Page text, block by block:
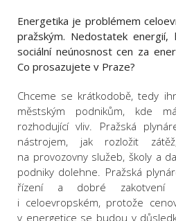
Energetika je problémem
pražským. Nedostatek energií,
sociální neúnosnost cen za
Co prosazujete v Praze?
Chceme se krátkodobě, tedy
městským podnikům, kde
rozhodující vliv. Pražská
nástrojem, jak rozložit
na provozovny služeb, školy a
podniky dolehne. Pražská
řízení a dobré zakotvení
i celoevropském, protože
v energetice se budou v